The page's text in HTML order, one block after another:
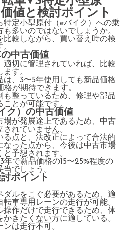
値と検討ポイント
特定小型原付（eバイク）への乗
多いのではないでしょうか。
比較しながら、買い替え時の検
中古価値
適切に管理されていれば、比較
す。
は、3〜5年使用しても新品価格
が期待できます。
も整っているため、修理や部品
とが可能です。
ク）の中古価値
場が発展途上であるため、中古
れていません。
る点と、法改正によって合法的
なった点から、今後は中古市場
予想されます。
で新品価格の15〜25%程度の
でしょう。
ポイント
ダルをこぐ必要があるため、適
車専用レーンの走行が可能。
操作だけで走行できるため、体
きたくない方に適している。
は走行不可。